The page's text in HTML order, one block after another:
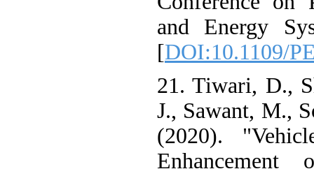
and Energy
[DOI:10.1109/
21. Tiwari,
J., Sawant,
(2020).